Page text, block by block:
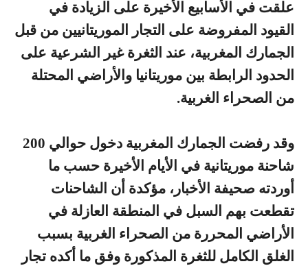
علقت في الأسابيع الأخيرة على الزيادة في
القيود المفروضة على التجار الموريتانيين من قبل
الجمارك المغربية، عند الثغرة غير الشرعية على
الحدود الرابطة بين موريتانيا والأراضي المحتلة
من الصحراء الغربية.
وقد رفضت الجمارك المغربية دخول حوالي 200
شاحنة موريتانية في الأيام الأخيرة حسب ما
أوردته صحيفة الأخبار، مؤكدة أن الشاحنات
تقطعت بهم السبل في المنطقة العازلة في
الأراضي المحررة من الصحراء الغربية بسبب
الغلق الكامل للثغرة المذكورة وفق ما أكده تجار